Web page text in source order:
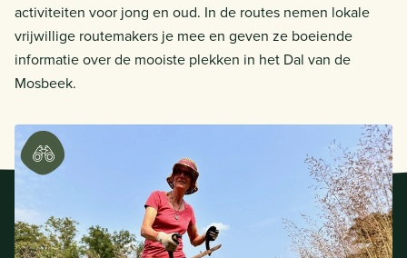
activiteiten voor jong en oud. In de routes nemen lokale
vrijwillige routemakers je mee en geven ze boeiende
informatie over de mooiste plekken in het Dal van de
Mosbeek.